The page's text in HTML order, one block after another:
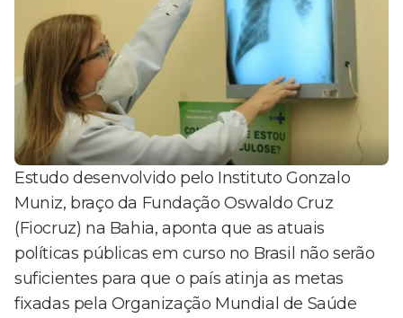
Estudo desenvolvido pelo Instituto Gonzalo
Muniz, braço da Fundação Oswaldo Cruz
(Fiocruz) na Bahia, aponta que as atuais
políticas públicas em curso no Brasil não serão
suficientes para que o país atinja as metas
fixadas pela Organização Mundial de Saúde